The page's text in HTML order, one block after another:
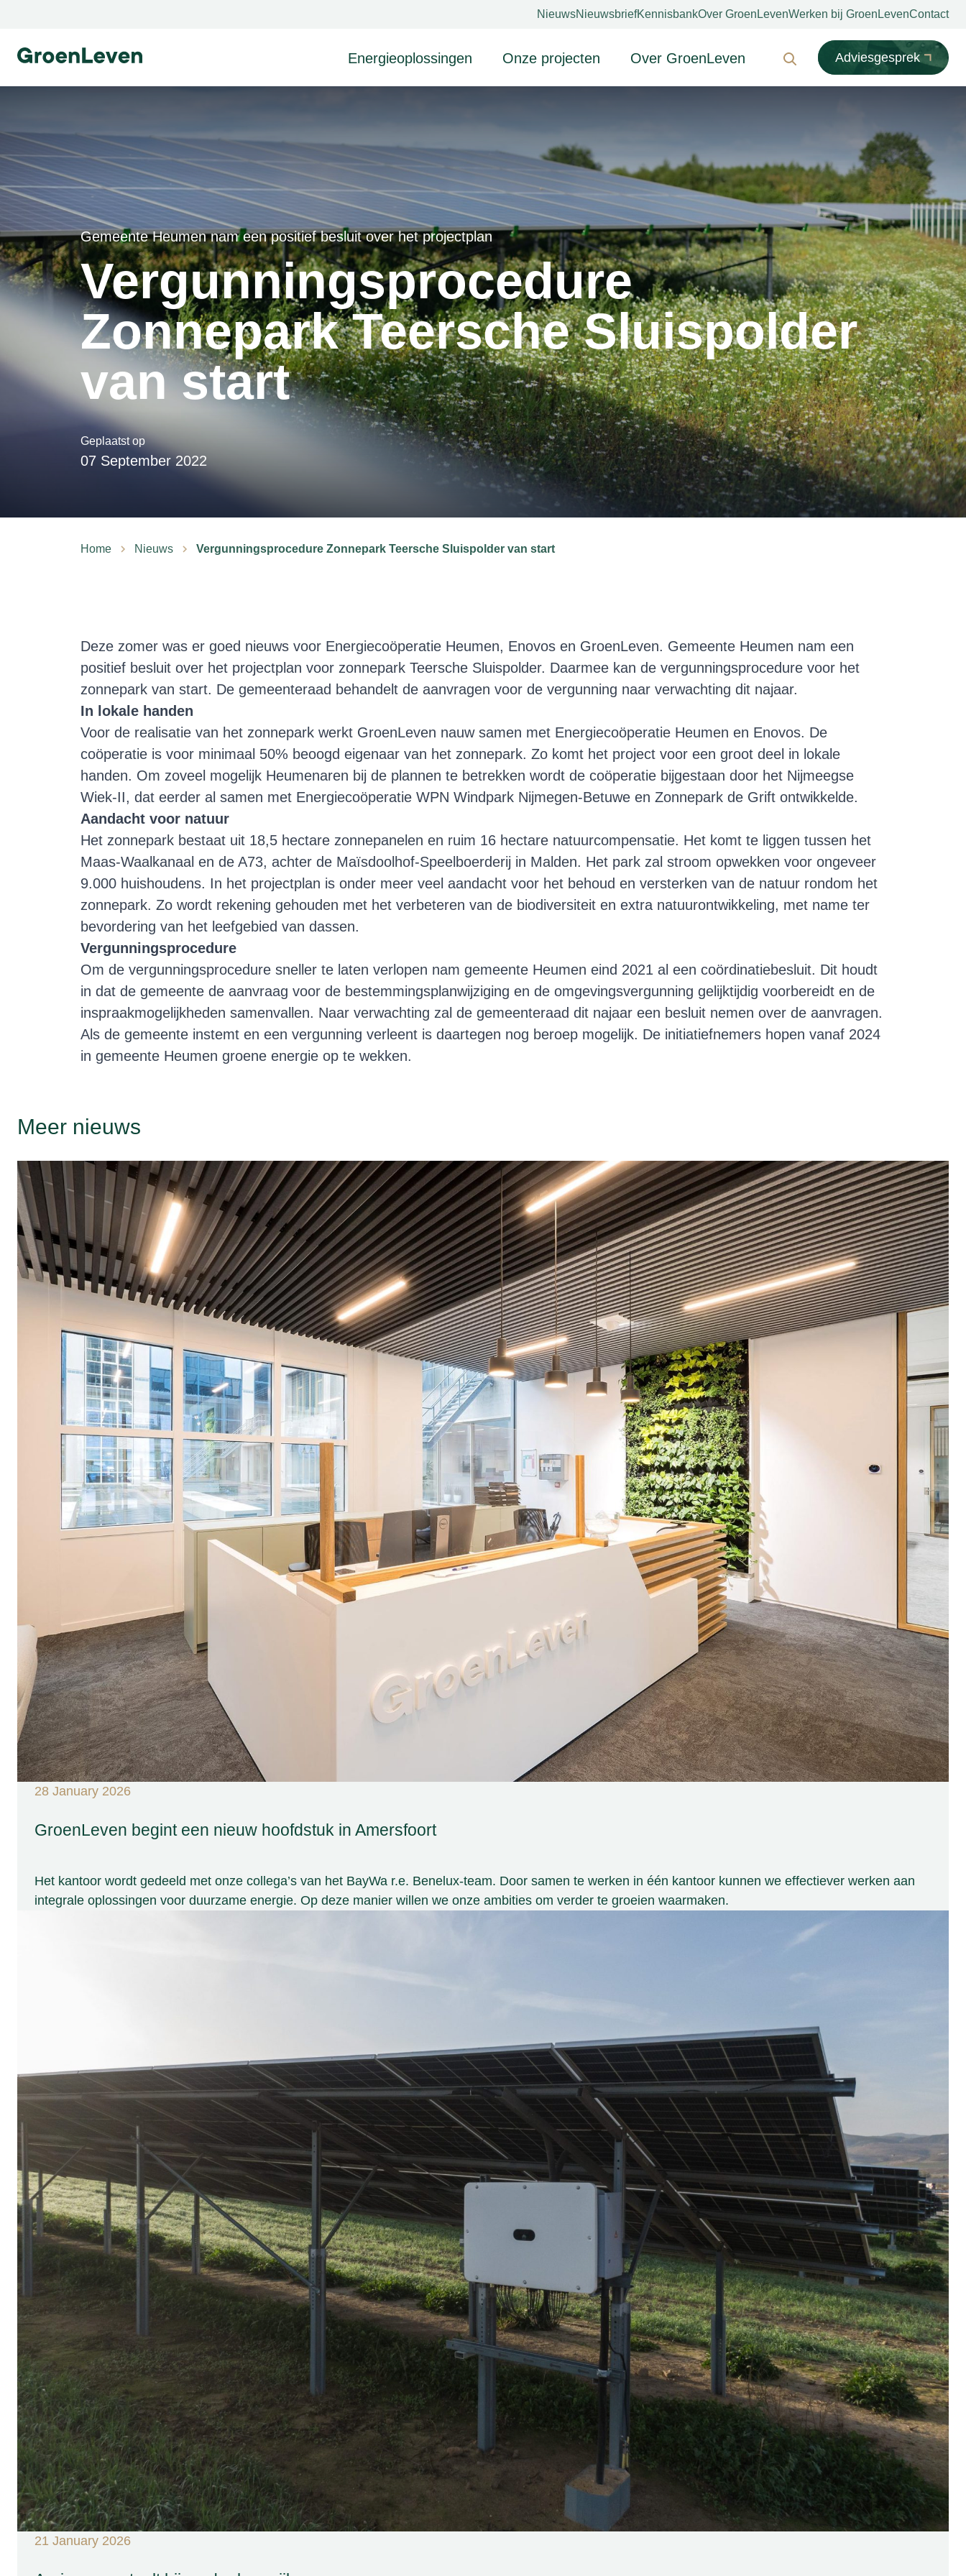
NieuwsNieuwsbriefKennisbankOver GroenLevenWerken bij GroenLevenContact
Ga naar homepage Energieoplossingen
Zonnepanelen op grond
Drijvende zonneparken
Agri-pv
Onze projecten Over GroenLeven
Biodiversiteit
Dubbelfunctie
Innovatie
Inpassing
Participatie
MVO
Zoeken
Adviesgesprek
Gemeente Heumen nam een positief besluit over het projectplan
Vergunningsprocedure
Zonnepark Teersche Sluispolder
van start
Geplaatst op
07 September 2022
Home Nieuws Vergunningsprocedure Zonnepark Teersche Sluispolder van start
Deze zomer was er goed nieuws voor Energiecoöperatie Heumen, Enovos en GroenLeven. Gemeente Heumen nam een
positief besluit over het projectplan voor zonnepark Teersche Sluispolder. Daarmee kan de vergunningsprocedure voor het
zonnepark van start. De gemeenteraad behandelt de aanvragen voor de vergunning naar verwachting dit najaar.
In lokale handen
Voor de realisatie van het zonnepark werkt GroenLeven nauw samen met Energiecoöperatie Heumen en Enovos. De
coöperatie is voor minimaal 50% beoogd eigenaar van het zonnepark. Zo komt het project voor een groot deel in lokale
handen. Om zoveel mogelijk Heumenaren bij de plannen te betrekken wordt de coöperatie bijgestaan door het Nijmeegse
Wiek-II, dat eerder al samen met Energiecoöperatie WPN Windpark Nijmegen-Betuwe en Zonnepark de Grift ontwikkelde.
Aandacht voor natuur
Het zonnepark bestaat uit 18,5 hectare zonnepanelen en ruim 16 hectare natuurcompensatie. Het komt te liggen tussen het
Maas-Waalkanaal en de A73, achter de Maïsdoolhof-Speelboerderij in Malden. Het park zal stroom opwekken voor ongeveer
9.000 huishoudens. In het projectplan is onder meer veel aandacht voor het behoud en versterken van de natuur rondom het
zonnepark. Zo wordt rekening gehouden met het verbeteren van de biodiversiteit en extra natuurontwikkeling, met name ter
bevordering van het leefgebied van dassen.
Vergunningsprocedure
Om de vergunningsprocedure sneller te laten verlopen nam gemeente Heumen eind 2021 al een coördinatiebesluit. Dit houdt
in dat de gemeente de aanvraag voor de bestemmingsplanwijziging en de omgevingsvergunning gelijktijdig voorbereidt en de
inspraakmogelijkheden samenvallen. Naar verwachting zal de gemeenteraad dit najaar een besluit nemen over de aanvragen.
Als de gemeente instemt en een vergunning verleent is daartegen nog beroep mogelijk. De initiatiefnemers hopen vanaf 2024
in gemeente Heumen groene energie op te wekken.
Meer nieuws
28 January 2026
GroenLeven begint een nieuw hoofdstuk in Amersfoort
Het kantoor wordt gedeeld met onze collega’s van het BayWa r.e. Benelux-team. Door samen te werken in één kantoor kunnen we effectiever werken aan
integrale oplossingen voor duurzame energie. Op deze manier willen we onze ambities om verder te groeien waarmaken.
21 January 2026